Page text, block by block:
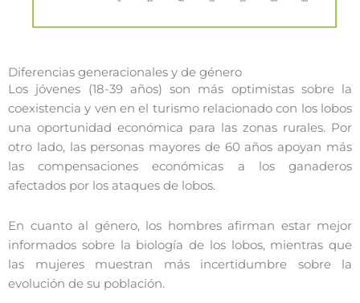
Diferencias generacionales y de género
Los jóvenes (18-39 años) son más optimistas sobre la
coexistencia y ven en el turismo relacionado con los lobos
una oportunidad económica para las zonas rurales. Por
otro lado, las personas mayores de 60 años apoyan más
las compensaciones económicas a los ganaderos
afectados por los ataques de lobos.
En cuanto al género, los hombres afirman estar mejor
informados sobre la biología de los lobos, mientras que
las mujeres muestran más incertidumbre sobre la
evolución de su población.